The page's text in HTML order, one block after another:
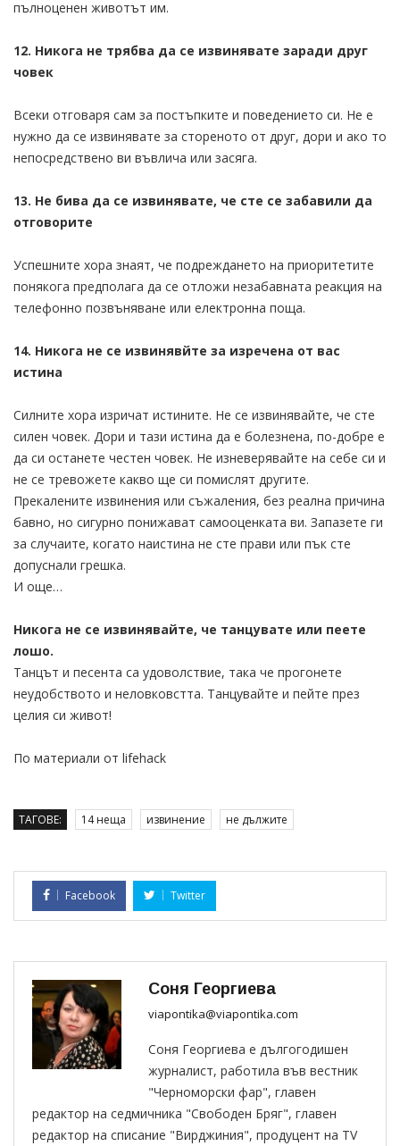
пълноценен животът им.
12. Никога не трябва да се извинявате заради друг
човек
Всеки отговаря сам за постъпките и поведението си. Не е
нужно да се извинявате за стореното от друг, дори и ако то
непосредствено ви въвлича или засяга.
13. Не бива да се извинявате, че сте се забавили да
отговорите
Успешните хора знаят, че подреждането на приоритетите
понякога предполага да се отложи незабавната реакция на
телефонно позвъняване или електронна поща.
14. Никога не се извинявйте за изречена от вас
истина
Силните хора изричат истините. Не се извинявайте, че сте
силен човек. Дори и тази истина да е болезнена, по-добре е
да си останете честен човек. Не изневерявайте на себе си и
не се тревожете какво ще си помислят другите.
Прекалените извинения или съжаления, без реална причина
бавно, но сигурно понижават самооценката ви. Запазете ги
за случаите, когато наистина не сте прави или пък сте
допуснали грешка.
И още…
Никога не се извинявайте, че танцувате или пеете
лошо.
Танцът и песента са удоволствие, така че прогонете
неудобството и неловковстта. Танцувайте и пейте през
целия си живот!
По материали от lifehack
ТАГОВЕ: 14 неща извинение не дължите
Facebook Twitter
Соня Георгиева
viapontika@viapontika.com
Соня Георгиева е дългогодишен
журналист, работила във вестник
"Черноморски фар", главен
редактор на седмичника "Свободен Бряг", главен
редактор на списание "Вирджиния", продуцент на TV